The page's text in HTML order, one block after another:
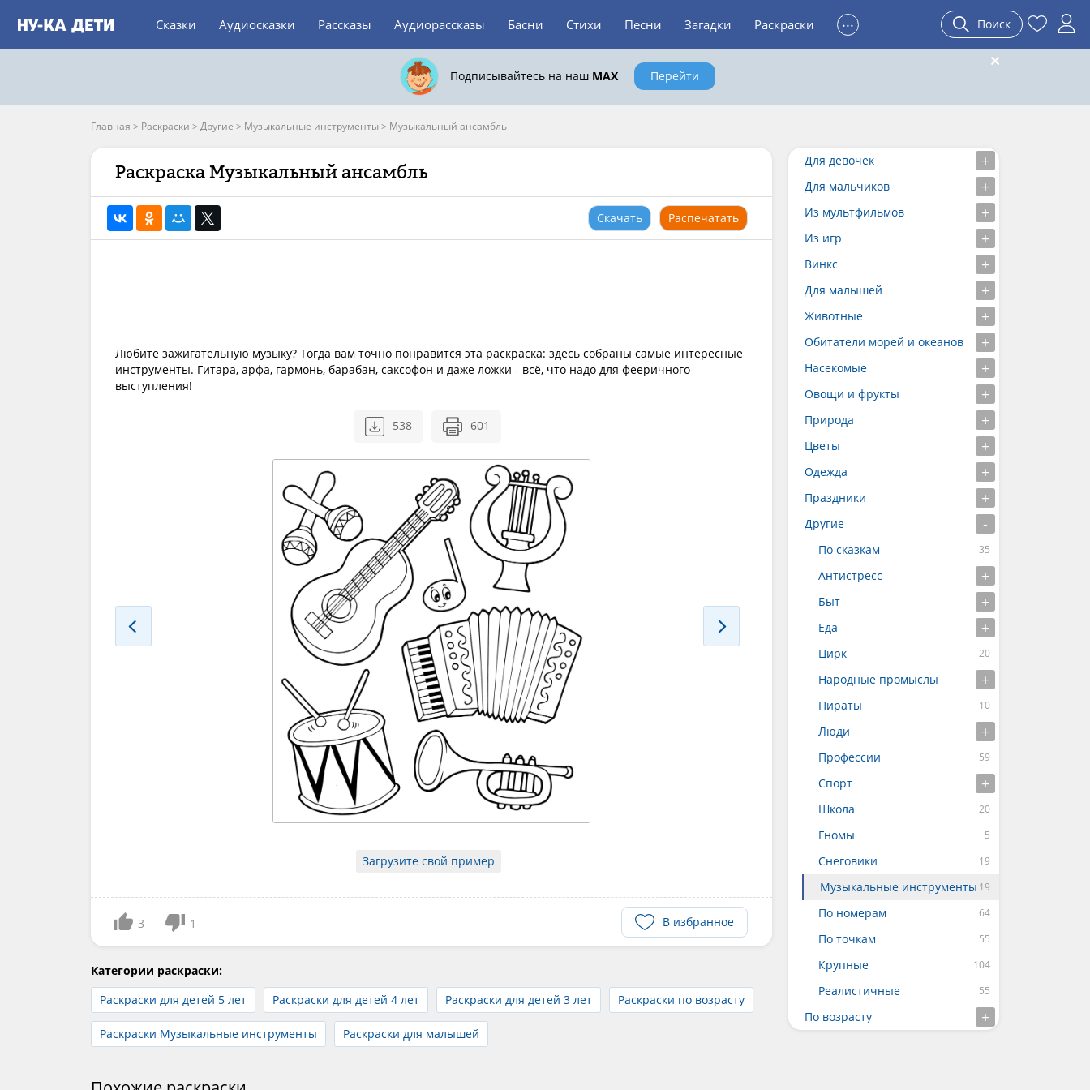
Сказки Аудиосказки Рассказы Аудиорассказы Басни Стихи Песни Загадки Раскраски ... Поиск
Подписывайтесь на наш MAX Перейти
Главная > Раскраски > Другие > Музыкальные инструменты > Музыкальный ансамбль
Раскраска Музыкальный ансамбль
Скачать Распечатать
Любите зажигательную музыку? Тогда вам точно понравится эта раскраска: здесь собраны самые интересные
инструменты. Гитара, арфа, гармонь, барабан, саксофон и даже ложки - всё, что надо для фееричного
выступления!
538 601
Загрузите свой пример
3 1 В избранное
Категории раскраски:
Раскраски для детей 5 лет
Раскраски для детей 4 лет Раскраски для детей 3 лет Раскраски по возрасту
Раскраски Музыкальные инструменты Раскраски для малышей
Для девочек
Для мальчиков
Из мультфильмов
Из игр
Винкс
Для малышей
Животные
Обитатели морей и океанов
Насекомые
Овощи и фрукты
Природа
Цветы
Одежда
Праздники
Другие
По сказкам
Антистресс
Быт
Еда
Цирк
Народные промыслы
Пираты
Люди
Профессии
Спорт
Школа
Гномы
Снеговики
Музыкальные инструменты
По номерам
По точкам
Крупные
Реалистичные
По возрасту